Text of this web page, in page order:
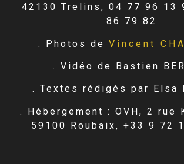
42130 Trelins, 04 77 96 13
86 79 82
. Photos de Vincent
. Vidéo de Bastien
. Textes rédigés par Elsa
. Hébergement : OVH, 2 rue
59100 Roubaix, +33 9 72